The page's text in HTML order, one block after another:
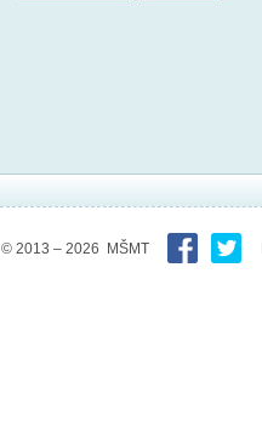
© 2013 – 2026 MŠMT